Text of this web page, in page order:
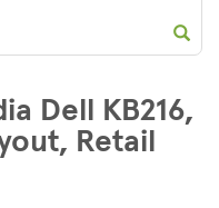
Dell KB216,
Retail